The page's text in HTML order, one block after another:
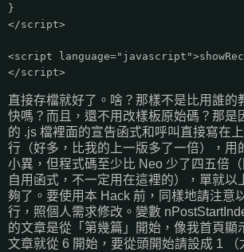
}
</script>
<script
</script>
直接存檔就好了。啥？那樣不是比用誰的
快嗎？而且，還不用改樣板原始碼？那是
的 .js 檔裡面的宣告函式和呼叫直接寫在
行（好多，比我的上一版多了一倍），用
小異，但程式碼至少比 Neo 少了四五倍
自用函式，不一定用在這裡的），單就以
夠了。要使用本 Hack 前，同樣地請注意
行，照個人需求修改。變數
的文章是從「第幾篇」開始，像我首頁顯
文章就從 6 開始，要從頭開始請設成 1 （